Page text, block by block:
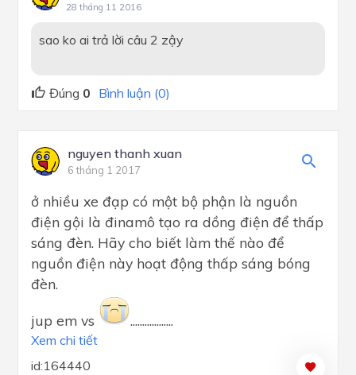
28 tháng 11 2016
sao ko ai trả lời câu 2 zậy
Đúng 0 Bình luận (0)
nguyen thanh xuan
6 tháng 1 2017
ở nhiều xe đạp có một bộ phận là nguồn
điện gội là đinamô tạo ra dồng điện để thấp
sáng đèn. Hãy cho biết làm thế nào để
nguồn điện này hoạt động thấp sáng bóng
đèn.
jup em vs ..................
Xem chi tiết
id:164440